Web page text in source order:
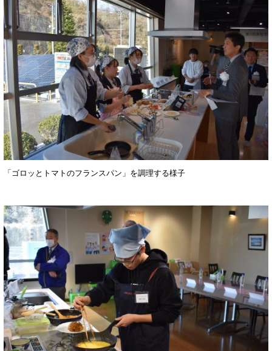
「ゴロッとトマトのフランスパン」を調理する様子